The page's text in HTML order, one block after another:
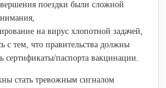
поездки были сложной
на вирус хлопотной задачей,
с тем, что правительства должны
сертификаты/паспорта вакцинации.
стать тревожным сигналом